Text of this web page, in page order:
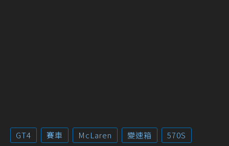
GT4 賽車 McLaren 變速箱 570S